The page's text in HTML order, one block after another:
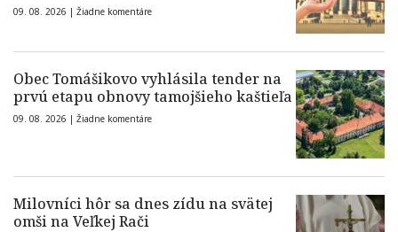
09. 08. 2026 | Žiadne komentáre
Obec Tomášikovo vyhlásila tender na
prvú etapu obnovy tamojšieho kaštieľa
09. 08. 2026 | Žiadne komentáre
Milovníci hôr sa dnes zídu na svätej
omši na Veľkej Rači